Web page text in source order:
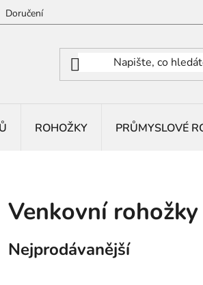
Doručení
ROHOŽKY PRŮMYSLOVÉ
Venkovní rohožky
Nejprodávanější